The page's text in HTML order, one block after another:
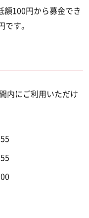
額100円から募金でき
す。
内にご利用いただけ